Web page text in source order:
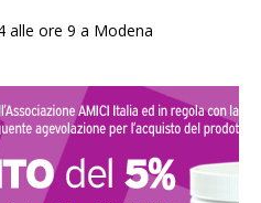
alle ore 9 a Modena